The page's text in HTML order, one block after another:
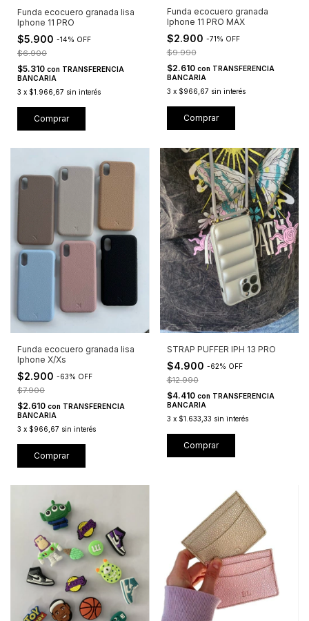
Funda ecocuero granada lisa
Iphone 11 PRO
$5.900 -14% OFF
$6.900
$5.310 con TRANSFERENCIA
BANCARIA
3 x $1.966,67 sin interés
Comprar
Funda ecocuero granada
Iphone 11 PRO MAX
$2.900 -71 % OFF
$9.990
$2.610 con TRANSFERENCIA
BANCARIA
3 x $966,67 sin interés
Comprar
Funda ecocuero granada lisa
Iphone X/Xs
$2.900 -63% OFF
$7.900
$2.610 con TRANSFERENCIA
BANCARIA
3 x $966,67 sin interés
Comprar
STRAP PUFFER IPH 13 PRO
$4.900 -62% OFF
$12.990
$4.410 con TRANSFERENCIA
BANCARIA
3 x $1.633,33 sin interés
Comprar